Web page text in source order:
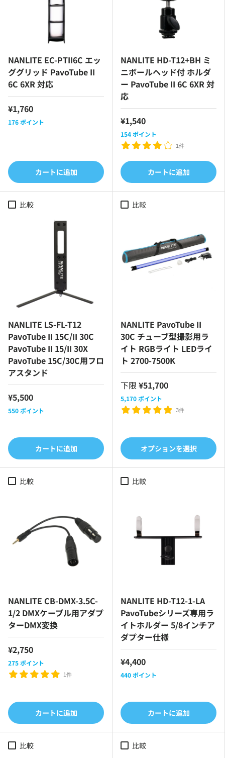
NANLITE EC-PTII6C エッ
ググリッド PavoTube II
6C 6XR 対応
¥1,760
176ポイント
カートに追加
NANLITE HD-T12+BH ミ
ニボールヘッド付 ホルダ
ー PavoTube II 6C 6XR 対
応
¥1,540
154ポイント
1件
カートに追加
比較
NANLITE LS-FL-T12
PavoTube II 15C/II 30C
PavoTube II 15/II 30X
PavoTube 15C/30C用フロ
アスタンド
¥5,500
550ポイント
カートに追加
比較
NANLITE PavoTube II
30C チューブ型撮影用ラ
イト RGBライト LEDライ
ト 2700-7500K
下限 ¥51,700
5,170ポイント
3件
オプションを選択
比較
NANLITE CB-DMX-3.5C-
1/2 DMXケーブル用アダプ
ターDMX変換
¥2,750
275ポイント
1件
カートに追加
比較
NANLITE HD-T12-1-LA
PavoTubeシリーズ専用ラ
イトホルダー 5/8インチア
ダプター仕様
¥4,400
440ポイント
カートに追加
比較 比較